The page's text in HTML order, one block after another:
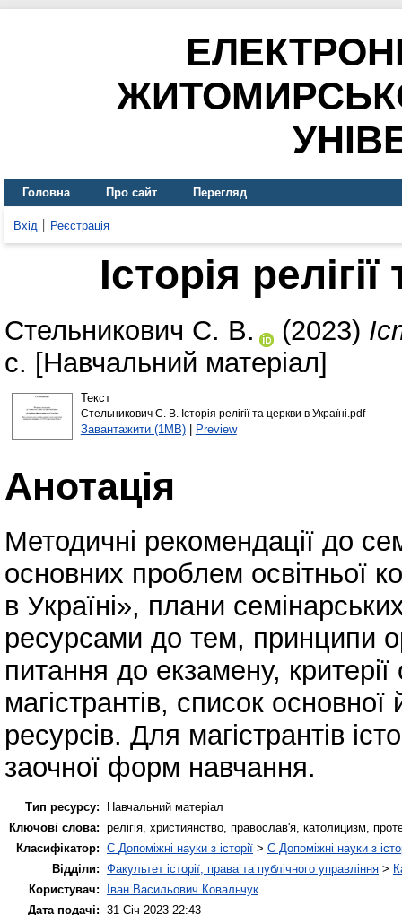
Головна Про сайт Перегляд
Вхід Реєстрація
Історія
Стельникович С. В. (2023)
с. [Навчальний матеріал]
Текст
Стельникович С. В. Історія релігії та церкви в Україні.pdf
Завантажити (1MB)| Preview
Анотація
Методичні рекомендації до
основних проблем освітньої
в Україні», плани
ресурсами до тем, принципи
питання до екзамену,
магістрантів, список
ресурсів. Для магістрантів
заочної форм навчання.
Тип ресурсу:
Навчальний матеріал
Ключові слова: релігія, християнство, православ'я, католицизм,
Класифікатор: C Допоміжні науки з історії > C Допоміжні науки з
Відділи: Факультет історії, права та публічного управління >
Користувач:
Іван Васильович Ковальчук
Дата подачі: 31 Січ 2023 22:43